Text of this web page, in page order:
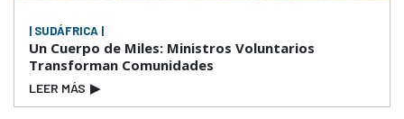
| SUDÁFRICA |
Un Cuerpo de Miles: Ministros Voluntarios
Transforman Comunidades
LEER MÁS ▶